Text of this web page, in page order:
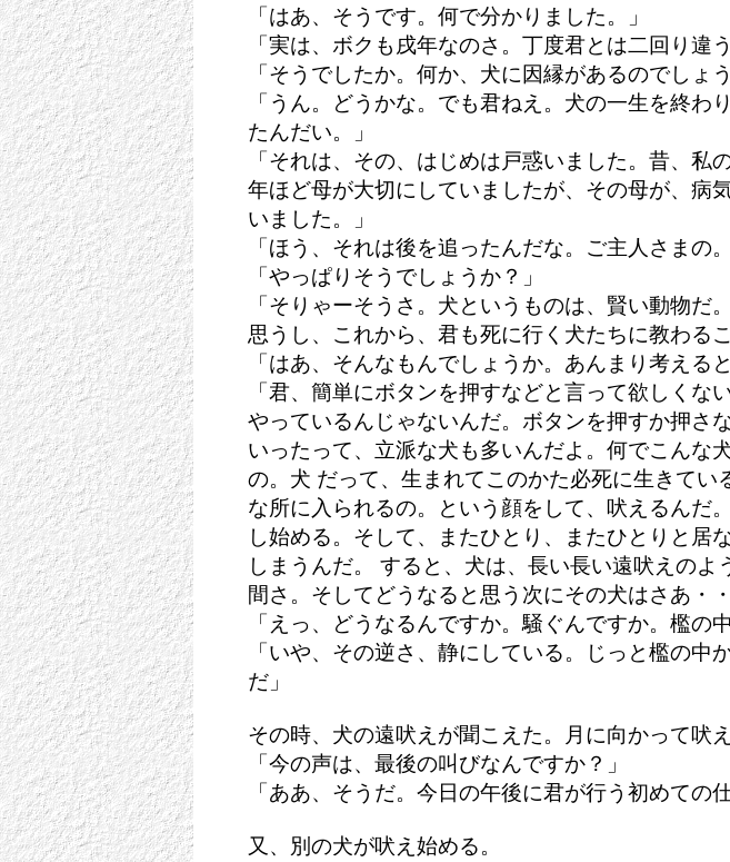
「はあ、そうです。何で分かりました。」
「実は、ボクも戌年なのさ。丁度君とは二回り違
「そうでしたか。何か、犬に因縁があるのでしょ
「うん。どうかな。でも君ねえ。犬の一生を終
たんだい。」
「それは、その、はじめは戸惑いました。昔、
年ほど母が大切にしていましたが、その母が、病
いました。」
「ほう、それは後を追ったんだな。ご主人さまの。
「やっぱりそうでしょうか？」
「そりゃーそうさ。犬というものは、賢い動物
思うし、これから、君も死に行く犬たちに教わる
「はあ、そんなもんでしょうか。あんまり考える
「君、簡単にボタンを押すなどと言って欲しくな
やっているんじゃないんだ。ボタンを押すか押さ
いったって、立派な犬も多いんだよ。何でこんな
の。犬 だって、生まれてこのかた必死に生きて
な所に入られるの。という顔をして、吠えるんだ
し始める。そして、またひとり、またひとりと居
しまうんだ。 すると、犬は、長い長い遠吠えの
間さ。そしてどうなると思う次にその犬はさあ・・
「えっ、どうなるんですか。騒ぐんですか。檻の中
「いや、その逆さ、静にしている。じっと檻の
だ」
その時、犬の遠吠えが聞こえた。月に向かって吠
「今の声は、最後の叫びなんですか？」
「ああ、そうだ。今日の午後に君が行う初めての
又、別の犬が吠え始める。